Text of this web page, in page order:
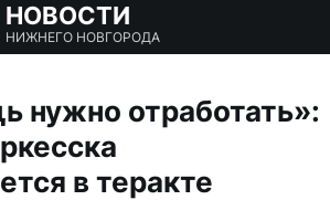
НОВОСТИ
НИЖНЕГО НОВГОРОДА
нужно отработать»:
в теракте